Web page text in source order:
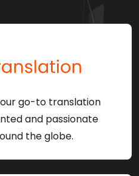
go-to translation
and passionate
the globe.